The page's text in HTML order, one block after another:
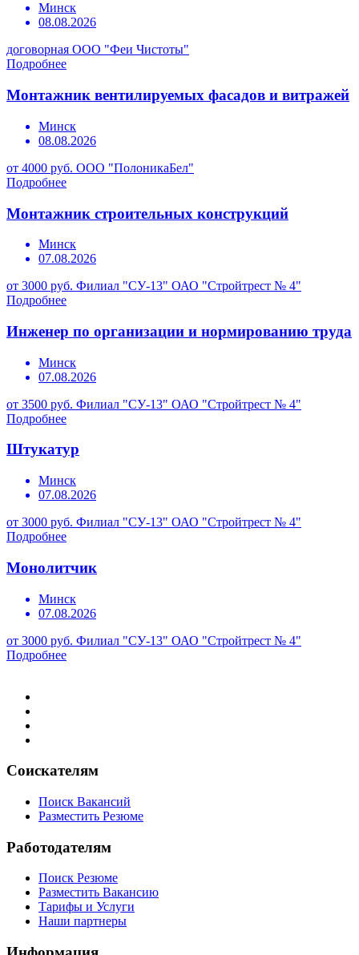
Минск
08.08.2026
договорная ООО "Феи Чистоты"
Подробнее
Монтажник вентилируемых фасадов и витражей
Минск
08.08.2026
от 4000 руб. ООО "ПолоникаБел"
Подробнее
Монтажник строительных конструкций
Минск
07.08.2026
от 3000 руб. Филиал "СУ-13" ОАО "Стройтрест № 4"
Подробнее
Инженер по организации и нормированию труда
Минск
07.08.2026
от 3500 руб. Филиал "СУ-13" ОАО "Стройтрест № 4"
Подробнее
Штукатур
Минск
07.08.2026
от 3000 руб. Филиал "СУ-13" ОАО "Стройтрест № 4"
Подробнее
Монолитчик
Минск
07.08.2026
от 3000 руб. Филиал "СУ-13" ОАО "Стройтрест № 4"
Подробнее
Соискателям
Поиск Вакансий
Разместить Резюме
Работодателям
Поиск Резюме
Разместить Вакансию
Тарифы и Услуги
Наши партнеры